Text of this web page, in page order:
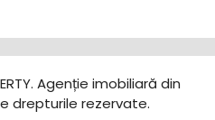
Agenție imobiliară din
drepturile rezervate.